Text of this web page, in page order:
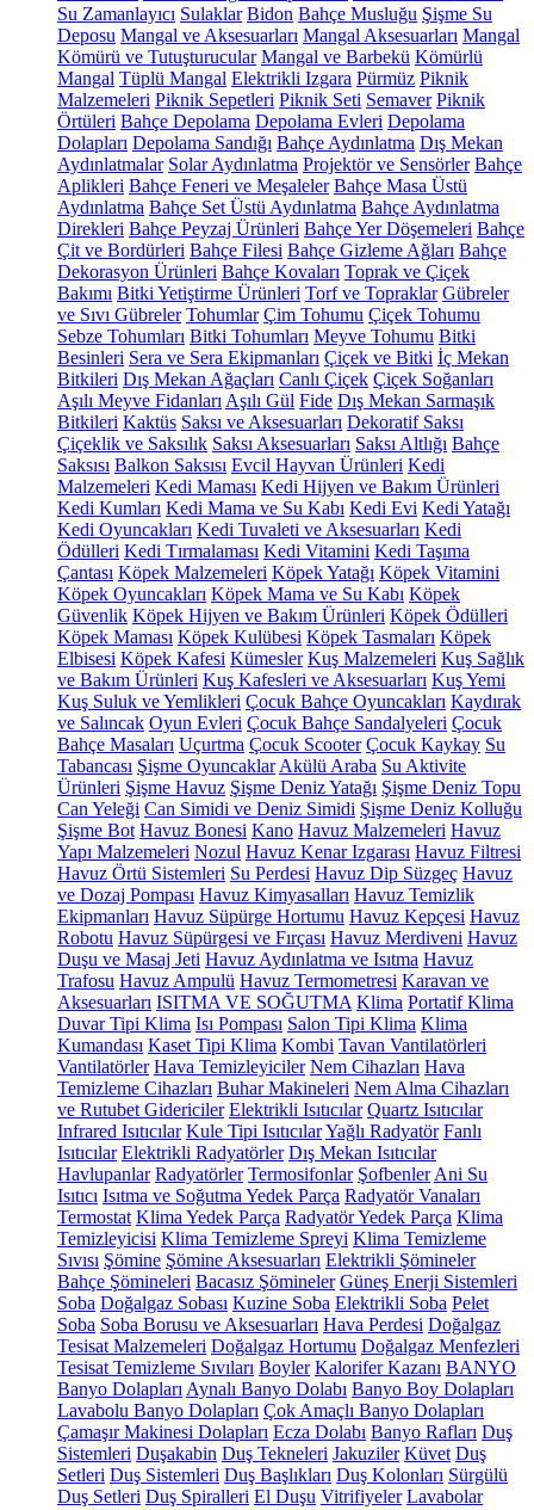
Su Zamanlayıcı Sulaklar Bidon Bahçe Musluğu Şişme Su
Deposu Mangal ve Aksesuarları Mangal Aksesuarları Mangal
Kömürü ve Tutuşturucular Mangal ve Barbekü Kömürlü
Mangal Tüplü Mangal Elektrikli Izgara Pürmüz Piknik
Malzemeleri Piknik Sepetleri Piknik Seti Semaver Piknik
Örtüleri Bahçe Depolama Depolama Evleri Depolama
Dolapları Depolama Sandığı Bahçe Aydınlatma Dış Mekan
Aydınlatmalar Solar Aydınlatma Projektör ve Sensörler Bahçe
Aplikleri Bahçe Feneri ve Meşaleler Bahçe Masa Üstü
Aydınlatma Bahçe Set Üstü Aydınlatma Bahçe Aydınlatma
Direkleri Bahçe Peyzaj Ürünleri Bahçe Yer Döşemeleri Bahçe
Çit ve Bordürleri Bahçe Filesi Bahçe Gizleme Ağları Bahçe
Dekorasyon Ürünleri Bahçe Kovaları Toprak ve Çiçek
Bakımı Bitki Yetiştirme Ürünleri Torf ve Topraklar Gübreler
ve Sıvı Gübreler Tohumlar Çim Tohumu Çiçek Tohumu
Sebze Tohumları Bitki Tohumları Meyve Tohumu Bitki
Besinleri Sera ve Sera Ekipmanları Çiçek ve Bitki İç Mekan
Bitkileri Dış Mekan Ağaçları Canlı Çiçek Çiçek Soğanları
Aşılı Meyve Fidanları Aşılı Gül Fide Dış Mekan Sarmaşık
Bitkileri Kaktüs Saksı ve Aksesuarları Dekoratif Saksı
Çiçeklik ve Saksılık Saksı Aksesuarları Saksı Altlığı Bahçe
Saksısı Balkon Saksısı Evcil Hayvan Ürünleri Kedi
Malzemeleri Kedi Maması Kedi Hijyen ve Bakım Ürünleri
Kedi Kumları Kedi Mama ve Su Kabı Kedi Evi Kedi Yatağı
Kedi Oyuncakları Kedi Tuvaleti ve Aksesuarları Kedi
Ödülleri Kedi Tırmalaması Kedi Vitamini Kedi Taşıma
Çantası Köpek Malzemeleri Köpek Yatağı Köpek Vitamini
Köpek Oyuncakları Köpek Mama ve Su Kabı Köpek
Güvenlik Köpek Hijyen ve Bakım Ürünleri Köpek Ödülleri
Köpek Maması Köpek Kulübesi Köpek Tasmaları Köpek
Elbisesi Köpek Kafesi Kümesler Kuş Malzemeleri Kuş Sağlık
ve Bakım Ürünleri Kuş Kafesleri ve Aksesuarları Kuş Yemi
Kuş Suluk ve Yemlikleri Çocuk Bahçe Oyuncakları Kaydırak
ve Salıncak Oyun Evleri Çocuk Bahçe Sandalyeleri Çocuk
Bahçe Masaları Uçurtma Çocuk Scooter Çocuk Kaykay Su
Tabancası Şişme Oyuncaklar Akülü Araba Su Aktivite
Ürünleri Şişme Havuz Şişme Deniz Yatağı Şişme Deniz Topu
Can Yeleği Can Simidi ve Deniz Simidi Şişme Deniz Kolluğu
Şişme Bot Havuz Bonesi Kano Havuz Malzemeleri Havuz
Yapı Malzemeleri Nozul Havuz Kenar Izgarası Havuz Filtresi
Havuz Örtü Sistemleri Su Perdesi Havuz Dip Süzgeç Havuz
ve Dozaj Pompası Havuz Kimyasalları Havuz Temizlik
Ekipmanları Havuz Süpürge Hortumu Havuz Kepçesi Havuz
Robotu Havuz Süpürgesi ve Fırçası Havuz Merdiveni Havuz
Duşu ve Masaj Jeti Havuz Aydınlatma ve Isıtma Havuz
Trafosu Havuz Ampulü Havuz Termometresi Karavan ve
Aksesuarları ISITMA VE SOĞUTMA Klima Portatif Klima
Duvar Tipi Klima Isı Pompası Salon Tipi Klima Klima
Kumandası Kaset Tipi Klima Kombi Tavan Vantilatörleri
Vantilatörler Hava Temizleyiciler Nem Cihazları Hava
Temizleme Cihazları Buhar Makineleri Nem Alma Cihazları
ve Rutubet Gidericiler Elektrikli Isıtıcılar Quartz Isıtıcılar
Infrared Isıtıcılar Kule Tipi IsıtıcılarYağlı Radyatör Fanlı
Isıtıcılar Elektrikli Radyatörler Dış Mekan Isıtıcılar
Havlupanlar Radyatörler Termosifonlar Şofbenler Ani Su
Isıtıcı Isıtma ve Soğutma Yedek Parça Radyatör Vanaları
Termostat Klima Yedek Parça Radyatör Yedek Parça Klima
Temizleyicisi Klima Temizleme Spreyi Klima Temizleme
Sıvısı Şömine Şömine Aksesuarları Elektrikli Şömineler
Bahçe Şömineleri Bacasız Şömineler Güneş Enerji Sistemleri
Soba Doğalgaz Sobası Kuzine Soba Elektrikli Soba Pelet
Soba Soba Borusu ve Aksesuarları Hava Perdesi Doğalgaz
Tesisat Malzemeleri Doğalgaz Hortumu Doğalgaz Menfezleri
Tesisat Temizleme Sıvıları Boyler Kalorifer Kazanı BANYO
Banyo Dolapları Aynalı Banyo Dolabı Banyo Boy Dolapları
Lavabolu Banyo Dolapları Çok Amaçlı Banyo Dolapları
Çamaşır Makinesi Dolapları Ecza Dolabı Banyo Rafları Duş
Sistemleri Duşakabin Duş Tekneleri Jakuziler Küvet Duş
Setleri Duş Sistemleri Duş Başlıkları Duş Kolonları Sürgülü
Duş Setleri Duş Spiralleri El Duşu Vitrifiyeler Lavabolar